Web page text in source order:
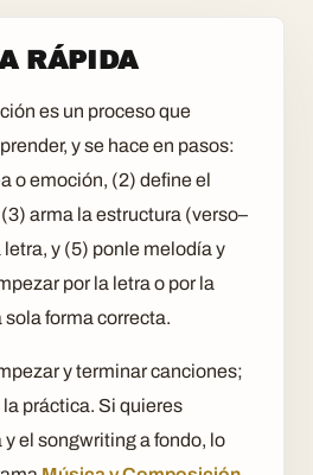
RÁPIDA
es un proceso que
y se hace en pasos:
o emoción, (2) define el
arma la estructura (verso–
y (5) ponle melodía y
por la letra o por la
forma correcta.
y terminar canciones;
práctica. Si quieres
el songwriting a fondo, lo